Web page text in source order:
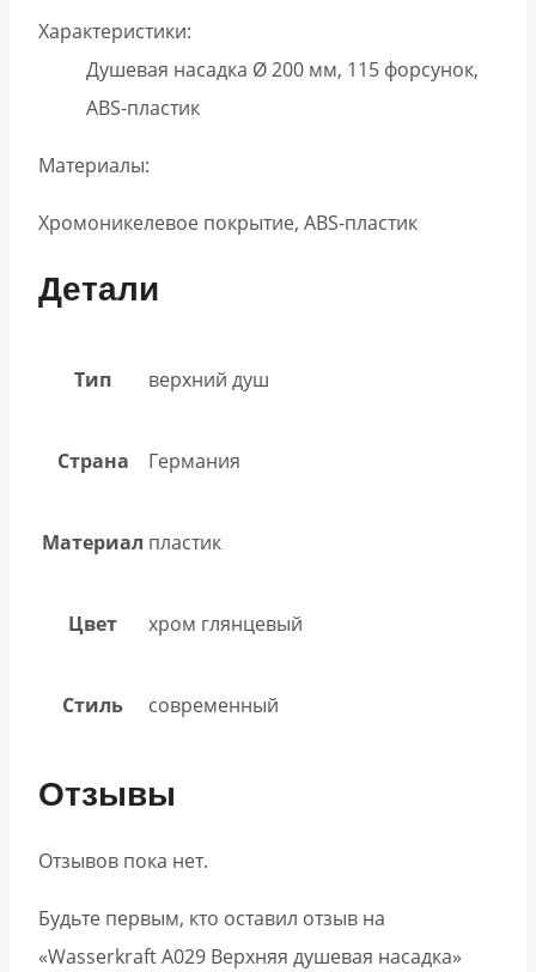
Характеристики:
Душевая насадка Ø 200 мм, 115 форсунок,
ABS-пластик
Материалы:
Хромоникелевое покрытие, ABS-пластик
Детали
Тип верхний душ
Страна Германия
Материал пластик
Цвет хром глянцевый
Стиль современный
Отзывы
Отзывов пока нет.
Будьте первым, кто оставил отзыв на
«Wasserkraft A029 Верхняя душевая насадка»